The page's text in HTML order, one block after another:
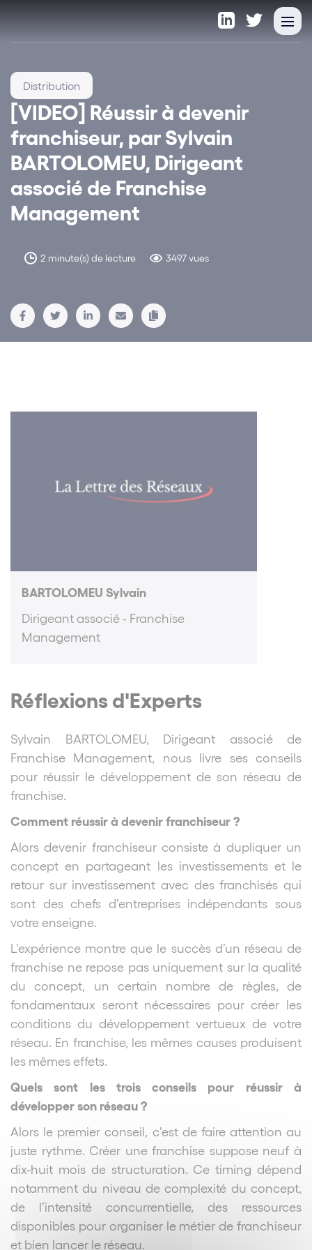
[VIDEO] Réussir à devenir
franchiseur, par Sylvain
BARTOLOMEU, Dirigeant
associé de Franchise
Management
2 minute(s) de lecture 3497 vues
Distribution
BARTOLOMEU Sylvain
Dirigeant associé - Franchise
Management
Réflexions d'Experts
Sylvain BARTOLOMEU, Dirigeant associé de
Franchise Management, nous livre ses conseils
pour réussir le développement de son réseau de
franchise.
Comment réussir à devenir franchiseur ?
Alors devenir franchiseur consiste à dupliquer un
concept en partageant les investissements et le
retour sur investissement avec des franchisés qui
sont des chefs d’entreprises indépendants sous
votre enseigne.
L’expérience montre que le succès d’un réseau de
franchise ne repose pas uniquement sur la qualité
du concept, un certain nombre de règles, de
fondamentaux seront nécessaires pour créer les
conditions du développement vertueux de votre
réseau. En franchise, les mêmes causes produisent
les mêmes effets.
Quels sont les trois conseils pour réussir à
développer son réseau ?
Alors le premier conseil, c’est de faire attention au
juste rythme. Créer une franchise suppose neuf à
dix-huit mois de structuration. Ce timing dépend
notamment du niveau de complexité du concept,
de l’intensité concurrentielle, des ressources
disponibles pour organiser le métier de franchiseur
et bien lancer le réseau.